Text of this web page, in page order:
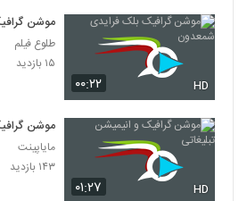
۰۰:۲۲ HD
موشن
طلوع فیلم
۱۵ بازدید
۰۱:۲۷ HD
موشن
مایاپینت
۱۴۳ بازدید